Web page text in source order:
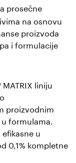
prosečne
na osnovu
proizvoda
i formulacije
liniju
proizvodnim
formulama.
u
0,1% kompletne